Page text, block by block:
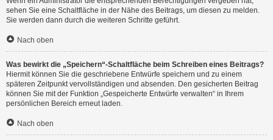
sehen Sie eine Schaltfläche in der Nähe des Beitrags, um diesen zu melden.
Sie werden dann durch die weiteren Schritte geführt.
Nach oben
Was bewirkt die „Speichern“-Schaltfläche beim Schreiben eines Beitrags?
Hiermit können Sie die geschriebene Entwürfe speichern und zu einem
späteren Zeitpunkt vervollständigen und absenden. Den gesicherten Beitrag
können Sie mit der Funktion „Gespeicherte Entwürfe verwalten“ in Ihrem
persönlichen Bereich erneut laden.
Nach oben